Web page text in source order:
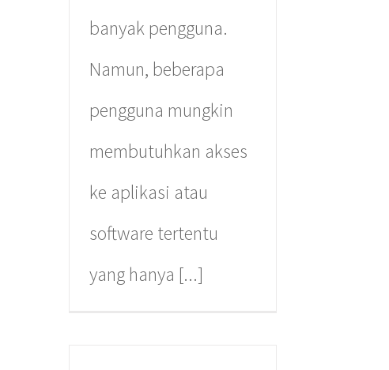
banyak pengguna.
Namun, beberapa
pengguna mungkin
membutuhkan akses
ke aplikasi atau
software tertentu
yang hanya [...]